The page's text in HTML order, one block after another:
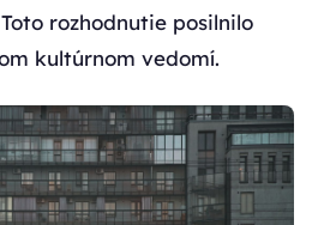
rozhodnutie posilnilo
kultúrnom vedomí.